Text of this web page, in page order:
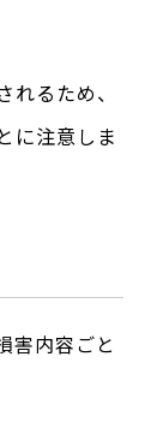
るため、
に注意しま
害内容ごと